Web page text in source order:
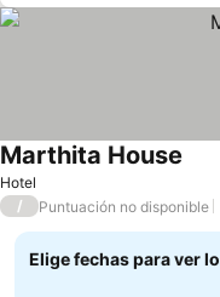
Hotel
Marthita House
/ Puntuación no disponible
Elige fechas para ver